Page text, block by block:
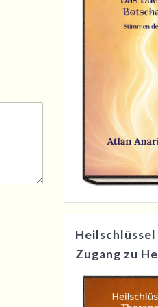
Heilschlüssel
Zugang zu